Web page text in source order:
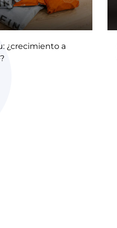
¿crecimiento a